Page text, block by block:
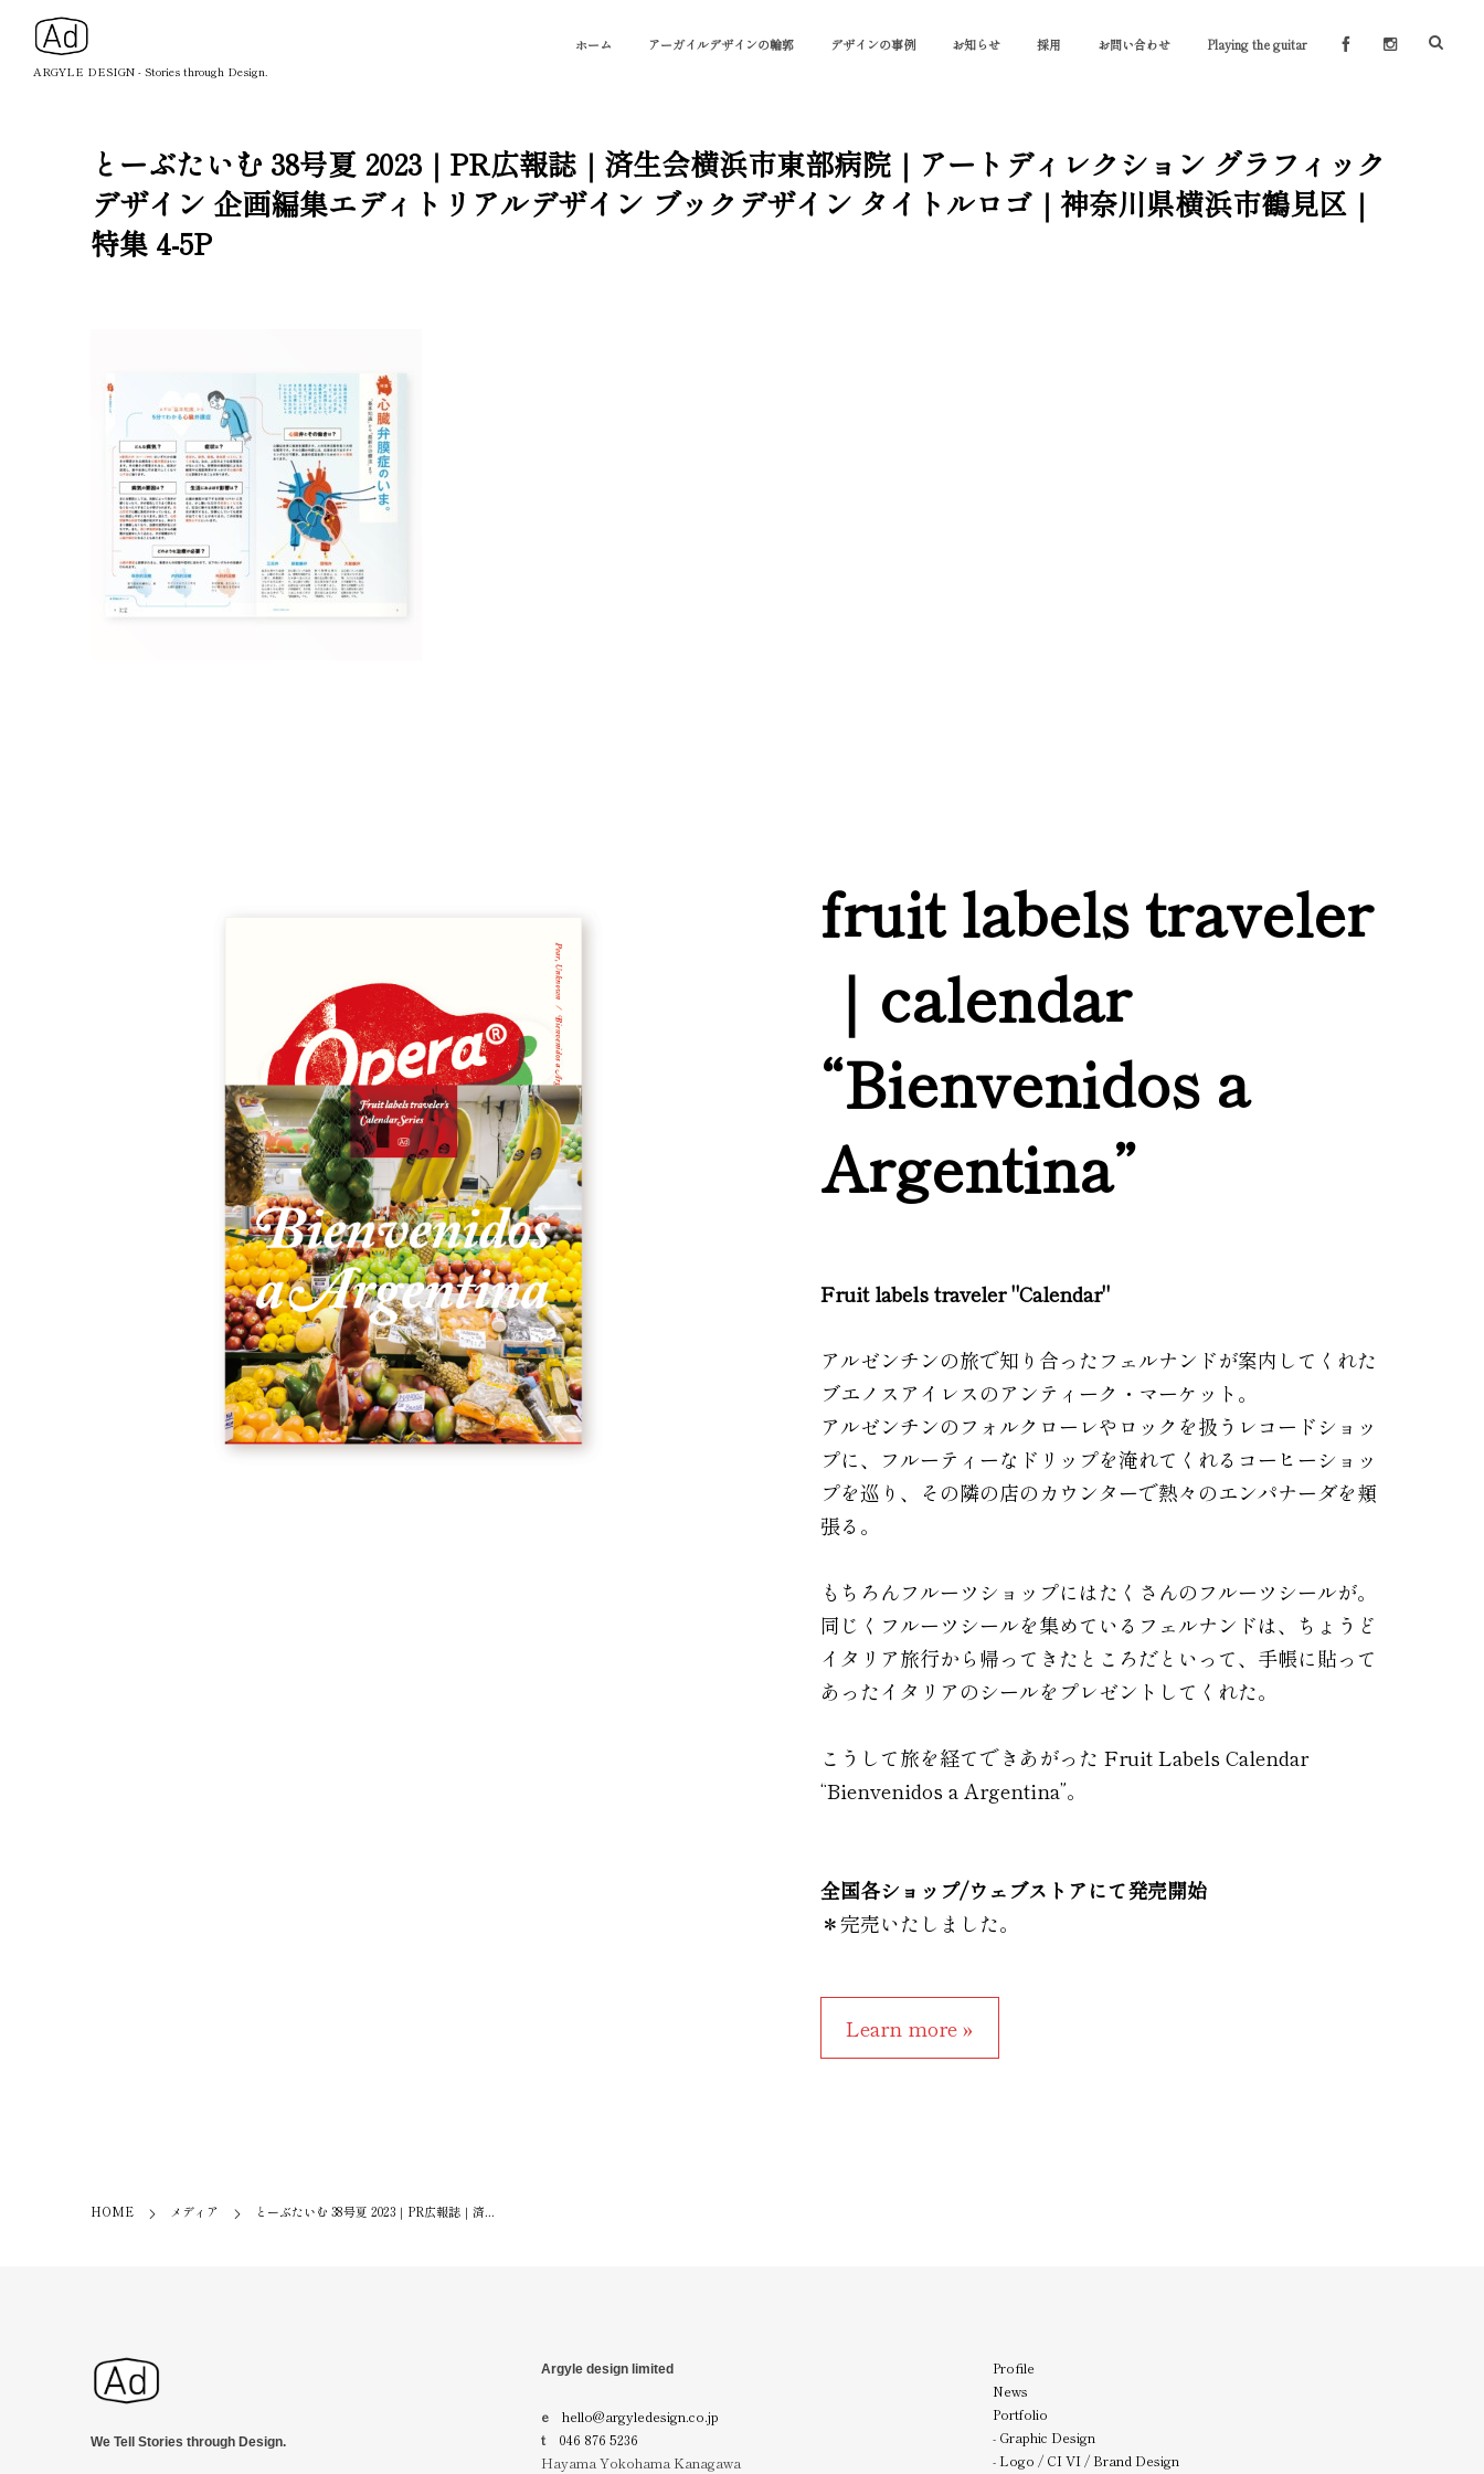
ARGYLE DESIGN - Stories through Design.
ホーム アーガイルデザインの輪郭 デザインの事例 お知らせ 採用 お問い合わせ Playing the guitar
とーぶたいむ 38号夏 2023｜PR広報誌｜済生会横浜市東部病院｜アートディレクション グラフィック
デザイン 企画編集エディトリアルデザイン ブックデザイン タイトルロゴ｜神奈川県横浜市鶴見区｜
特集 4-5P
fruit labels traveler
｜calendar
“Bienvenidos a
Argentina”
Fruit labels traveler "Calendar"
アルゼンチンの旅で知り合ったフェルナンドが案内してくれた
ブエノスアイレスのアンティーク・マーケット。
アルゼンチンのフォルクローレやロックを扱うレコードショッ
プに、フルーティーなドリップを淹れてくれるコーヒーショッ
プを巡り、その隣の店のカウンターで熱々のエンパナーダを頬
張る。
もちろんフルーツショップにはたくさんのフルーツシールが。
同じくフルーツシールを集めているフェルナンドは、ちょうど
イタリア旅行から帰ってきたところだといって、手帳に貼って
あったイタリアのシールをプレゼントしてくれた。
こうして旅を経てできあがった Fruit Labels Calendar
“Bienvenidos a Argentina”。
全国各ショップ/ウェブストアにて発売開始
＊完売いたしました。
Learn more »
HOME メディア とーぶたいむ 38号夏 2023｜PR広報誌｜済...
We Tell Stories through Design.
Argyle design limited
ehello@argyledesign.co.jp
t 046 876 5236
Hayama Yokohama Kanagawa
Profile
News
Portfolio
- Graphic Design
- Logo / CI VI / Brand Design